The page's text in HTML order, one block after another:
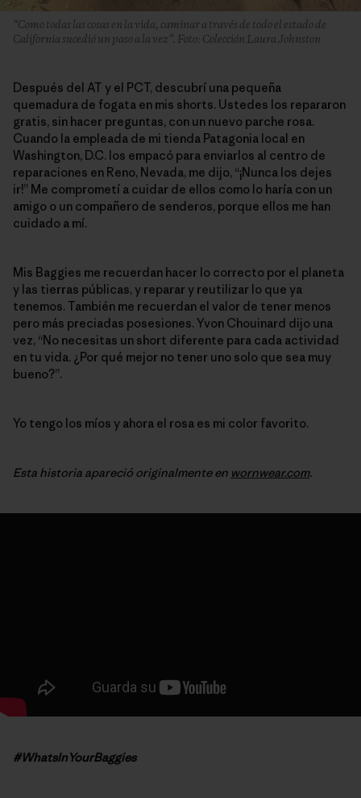
“Como todas las cosas en la vida, caminar a través de todo el estado de
California sucedió un paso a la vez”. Foto: Colección Laura Johnston
Después del AT y el PCT, descubrí una pequeña
quemadura de fogata en mis shorts. Ustedes los repararon
gratis, sin hacer preguntas, con un nuevo parche rosa.
Cuando la empleada de mi tienda Patagonia local en
Washington, D.C. los empacó para enviarlos al centro de
reparaciones en Reno, Nevada, me dijo, “¡Nunca los dejes
ir!” Me comprometí a cuidar de ellos como lo haría con un
amigo o un compañero de senderos, porque ellos me han
cuidado a mí.
Mis Baggies me recuerdan hacer lo correcto por el planeta
y las tierras públicas, y reparar y reutilizar lo que ya
tenemos. También me recuerdan el valor de tener menos
pero más preciadas posesiones. Yvon Chouinard dijo una
vez, “No necesitas un short diferente para cada actividad
en tu vida. ¿Por qué mejor no tener uno solo que sea muy
bueno?”.
Yo tengo los míos y ahora el rosa es mi color favorito.
Esta historia apareció originalmente en wornwear.com.
#WhatsInYourBaggies